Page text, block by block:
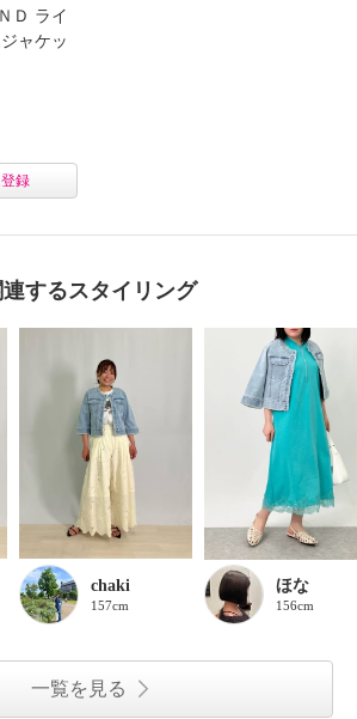
Ｄ ライ
ャケッ
録
連するスタイリング
chaki
157cm
ほな
156cm
一覧を見る